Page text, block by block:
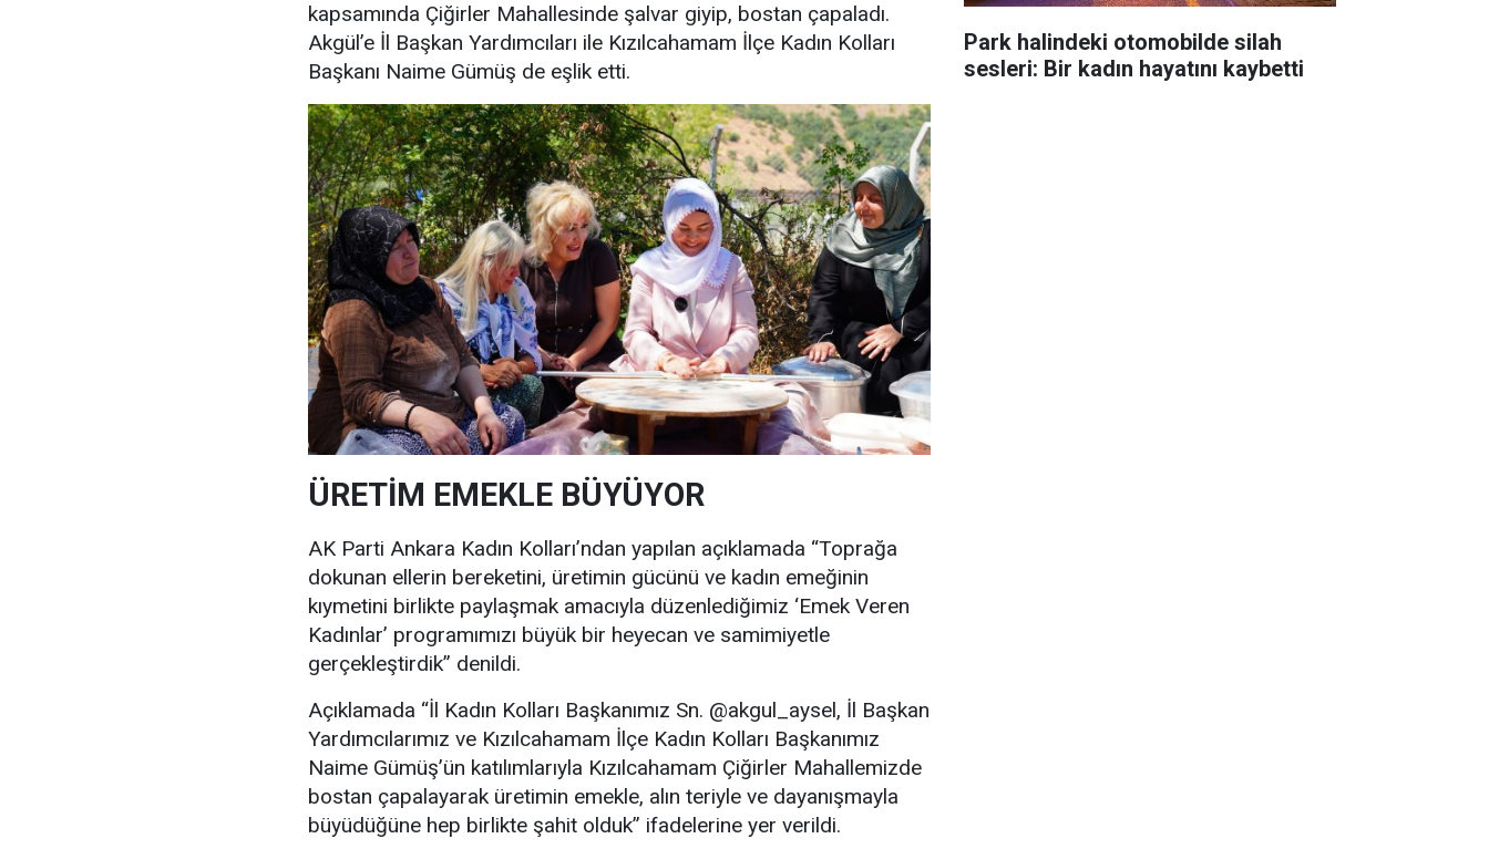
kapsamında Çiğirler Mahallesinde şalvar giyip, bostan çapaladı.
Akgül’e İl Başkan Yardımcıları ile Kızılcahamam İlçe Kadın Kolları
Başkanı Naime Gümüş de eşlik etti.
ÜRETİM EMEKLE BÜYÜYOR
AK Parti Ankara Kadın Kolları’ndan yapılan açıklamada “Toprağa
dokunan ellerin bereketini, üretimin gücünü ve kadın emeğinin
kıymetini birlikte paylaşmak amacıyla düzenlediğimiz ‘Emek Veren
Kadınlar’ programımızı büyük bir heyecan ve samimiyetle
gerçekleştirdik” denildi.
Açıklamada “İl Kadın Kolları Başkanımız Sn. @akgul_aysel, İl Başkan
Yardımcılarımız ve Kızılcahamam İlçe Kadın Kolları Başkanımız
Naime Gümüş’ün katılımlarıyla Kızılcahamam Çiğirler Mahallemizde
bostan çapalayarak üretimin emekle, alın teriyle ve dayanışmayla
büyüdüğüne hep birlikte şahit olduk” ifadelerine yer verildi.
Park halindeki otomobilde silah
sesleri: Bir kadın hayatını kaybetti